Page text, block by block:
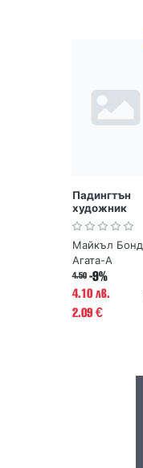
Падингтън
художник
Майкъл Бонд
Агата-А
4.50 -9%
4.10 лв.
2.09 €